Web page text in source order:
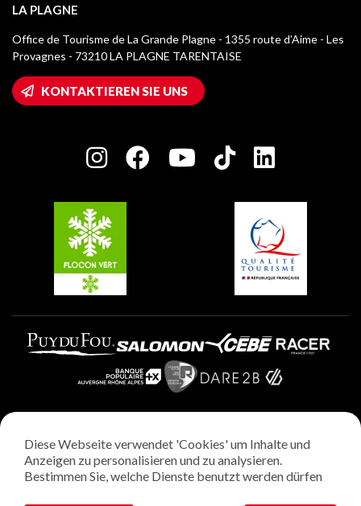
Kurtaxe
Mediathek
Logos La Plagne
Wifi-Zugang
Haus der Eigentümer
Charta der Engagierten Akteure
Montchavin - Les Coches
Champagny-en-Vanoise
Plagne 1800
Plagne Villages
Plagne Aime 2000
LA PLAGNE
Office de Tourisme de La Grande Plagne - 1355 route d’Aime - Les
Provagnes - 73210 LA PLAGNE TARENTAISE
KONTAKTIEREN SIE UNS
Rechtliche Hinweise
Datenschutzrichtlinie
Diese Webseite verwendet 'Cookies' um Inhalte und
Anzeigen zu personalisieren und zu analysieren.
Bestimmen Sie, welche Dienste benutzt werden dürfen